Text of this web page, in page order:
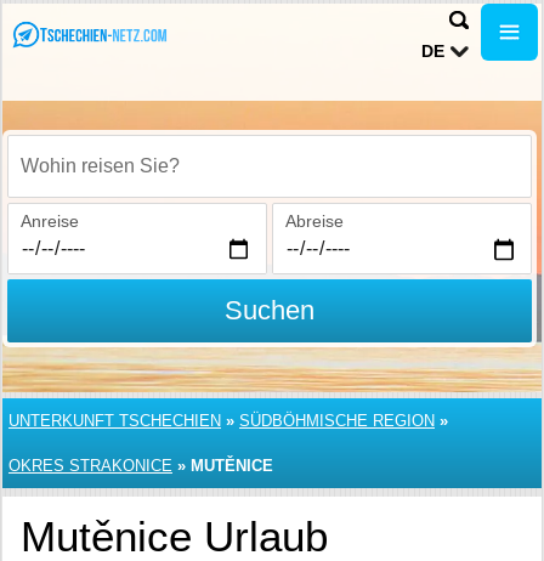
DE
Wohin reisen Sie?
Anreise Abreise
Suchen
UNTERKUNFT TSCHECHIEN » SÜDBÖHMISCHE REGION »
OKRES STRAKONICE » MUTĚNICE
Mutěnice Urlaub